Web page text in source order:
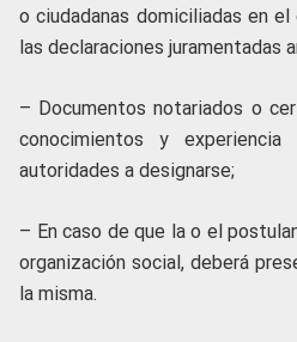
o ciudadanas domiciliadas en
las declaraciones juramentadas
– Documentos notariados o
conocimientos y
autoridades a designarse;
– En caso de que la o el
organización social, deberá
la misma.